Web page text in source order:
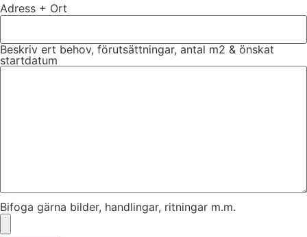
Adress + Ort
Beskriv ert behov, förutsättningar, antal m2 & önskat
startdatum
Bifoga gärna bilder, handlingar, ritningar m.m.